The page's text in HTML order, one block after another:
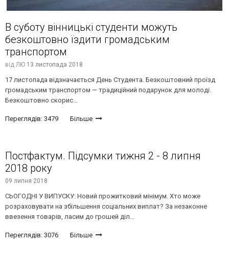
В суботу вінницькі студенти можуть
безкоштовно їздити громадським
транспортом
від ЛЮ 13 листопада 2018
17 листопада відзначається День Студента. Безкоштовний проїзд
громадським транспортом — традиційний подарунок для молоді.
Безкоштовно скорис...
Переглядів: 3479 Більше
Постфактум. Підсумки тижня 2 - 8 липня
2018 року
09 липня 2018
СЬОГОДНІ У ВИПУСКУ: Новий прожитковий мінімум. Хто може
розраховувати на збільшення соціальних виплат? За незаконне
ввезення товарів, ласим до грошей діл...
Переглядів: 3076 Більше